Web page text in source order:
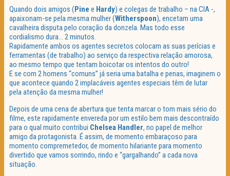
Quando dois amigos (Pine e Hardy) e colegas de trabalho – na CIA -,
apaixonam-se pela mesma mulher (Witherspoon), encetam uma
cavalheira disputa pelo coração da donzela. Mas todo esse
cordialismo dura… 2 minutos.
Rapidamente ambos os agentes secretos colocam as suas perícias e
ferramentas (de trabalho) ao serviço da respectiva relação amorosa,
ao mesmo tempo que tentam boicotar os intentos do outro!
E se com 2 homens “comuns” já seria uma batalha e penas, imaginem o
que acontece quando 2 implacáveis agentes especiais têm de lutar
pela atenção da mesma mulher!
Depois de uma cena de abertura que tenta marcar o tom mais sério do
filme, este rapidamente envereda por um estilo bem mais descontraído
para o qual muito contribui Chelsea Handler, no papel de melhor
amigo da protagonista. É assim, de momento embaraçoso para
momento compremetedor, de momento hilariante para momento
divertido que vamos sorrindo, rindo e “gargalhando” a cada nova
situação.